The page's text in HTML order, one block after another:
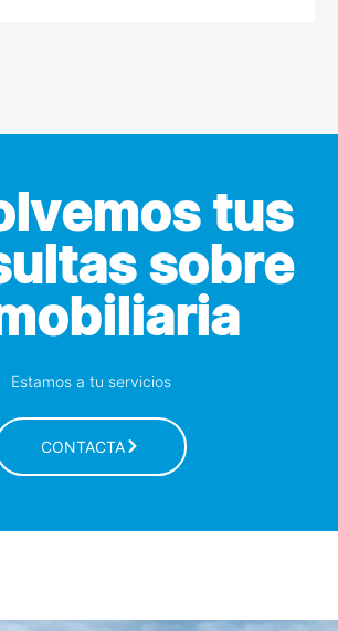
tus
sobre
Estamos a tu servicios
CONTACTA